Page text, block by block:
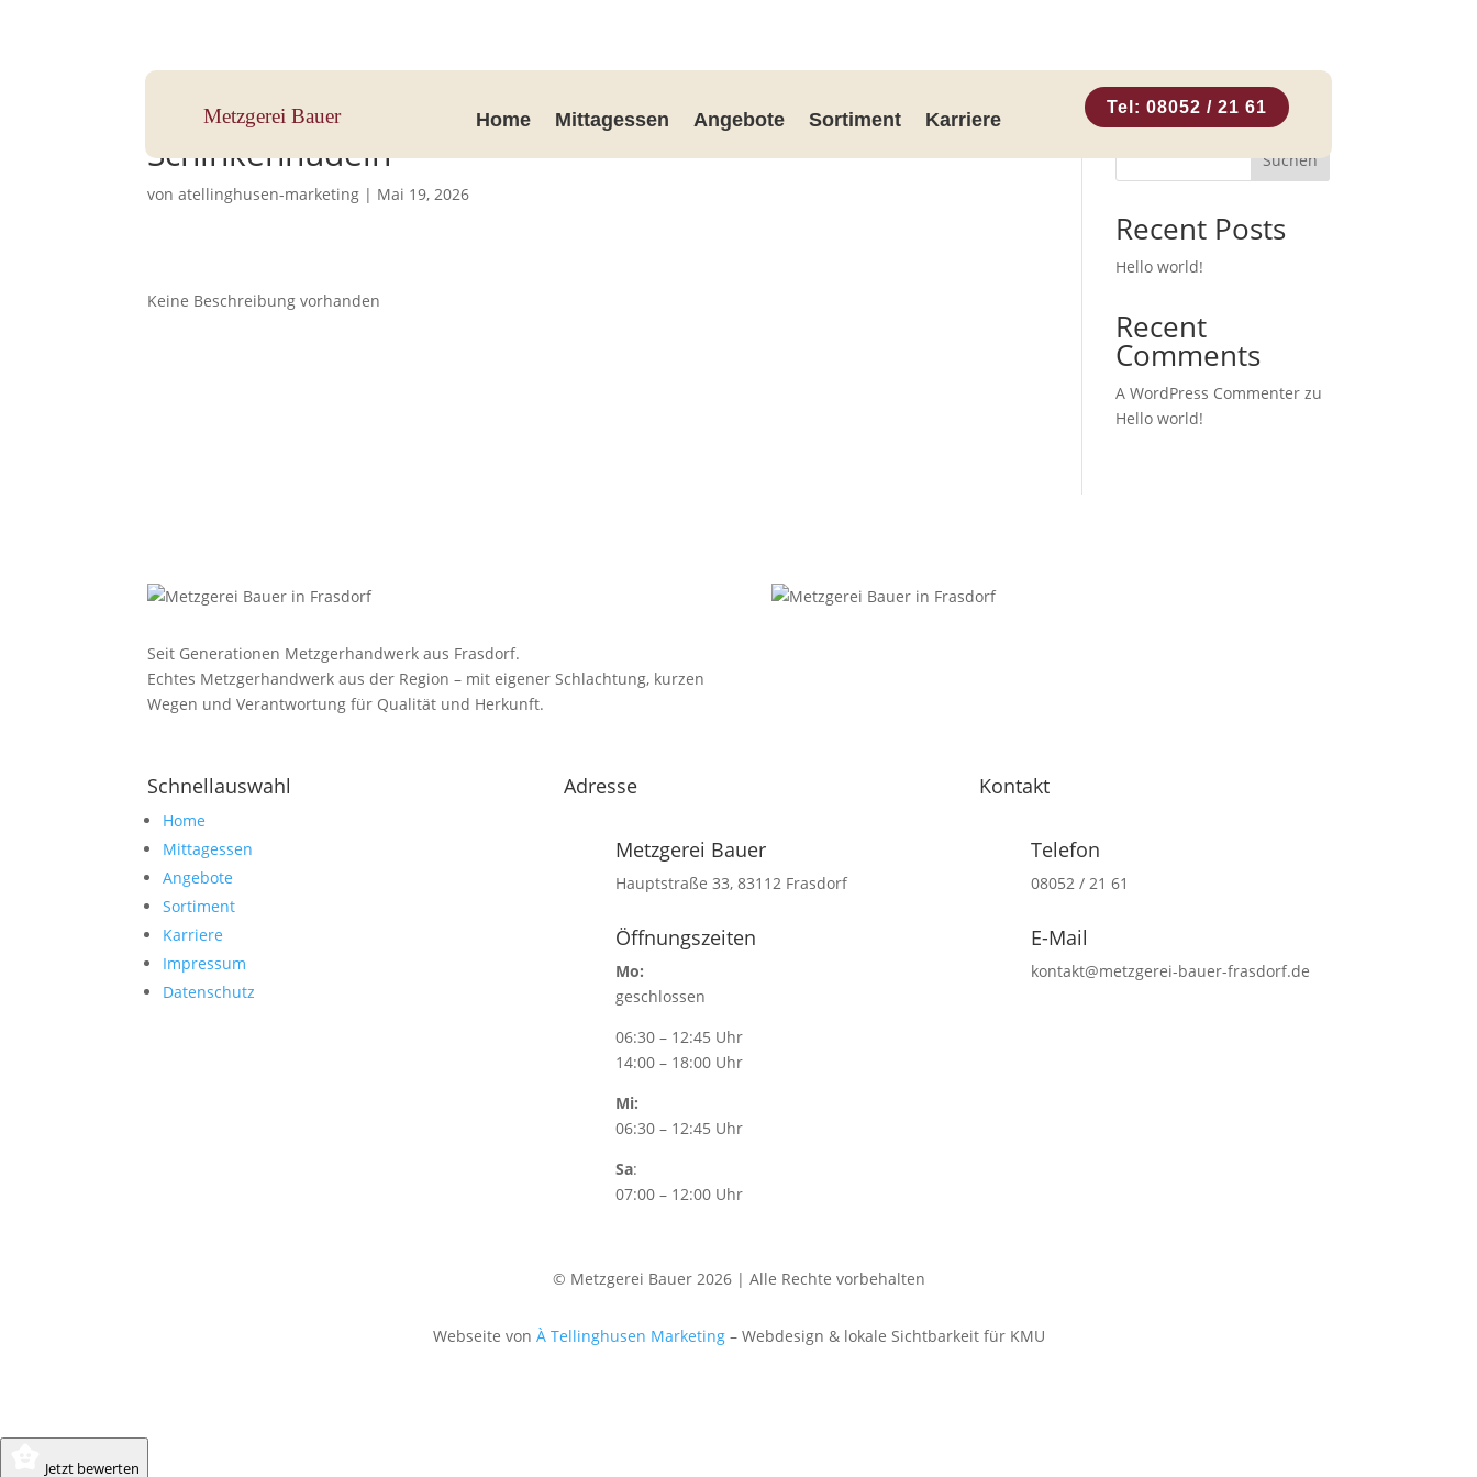
Metzgerei Bauer Home Mittagessen Angebote Sortiment Karriere
Tel: 08052 / 21 61
Schinkennudeln
vonatellinghusen-marketing | Mai 19, 2026
Keine Beschreibung vorhanden
Suchen
Recent Posts
Hello world!
Recent
Comments
A WordPress Commenter zu
Hello world!
Seit Generationen Metzgerhandwerk aus Frasdorf.
Echtes Metzgerhandwerk aus der Region – mit eigener Schlachtung, kurzen
Wegen und Verantwortung für Qualität und Herkunft.
Schnellauswahl
Home
Mittagessen
Angebote
Sortiment
Karriere
Impressum
Datenschutz
Adresse
Metzgerei Bauer
Hauptstraße 33, 83112 Frasdorf
Öffnungszeiten
Mo:
geschlossen
06:30 – 12:45 Uhr
14:00 – 18:00 Uhr
Mi:
06:30 – 12:45 Uhr
Sa:
07:00 – 12:00 Uhr
Kontakt
Telefon
08052 / 21 61
E-Mail
kontakt@metzgerei-bauer-frasdorf.de
© Metzgerei Bauer 2026 | Alle Rechte vorbehalten
Webseite von À Tellinghusen Marketing – Webdesign & lokale Sichtbarkeit für KMU
Jetzt bewerten